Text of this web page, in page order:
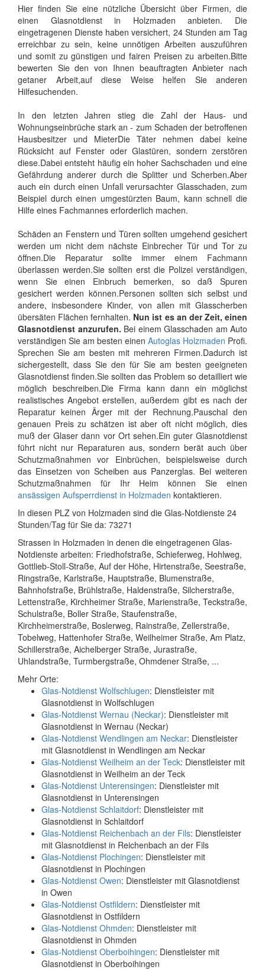
Hier finden Sie eine nützliche Übersicht über Firmen, die
einen Glasnotdienst in Holzmaden anbieten. Die
eingetragenen Dienste haben versichert, 24 Stunden am Tag
erreichbar zu sein, keine unnötigen Arbeiten auszuführen
und somit zu günstigen und fairen Preisen zu arbeiten.Bitte
bewerten Sie den von Ihnen beauftragten Anbieter nach
getaner Arbeit,auf diese Weise helfen Sie anderen
Hilfesuchenden.
In den letzten Jahren stieg die Zahl der Haus- und
Wohnungseinbrüche stark an - zum Schaden der betroffenen
Hausbesitzer und MieterDie Täter nehmen dabei keine
Rücksicht auf Fenster oder Glastüren, sondern zerstören
diese.Dabei entsteht häufig ein hoher Sachschaden und eine
Gefährdung anderer durch die Splitter und Scherben.Aber
auch ein durch einen Unfall verursachter Glasschaden, zum
Beispiel durch einen umgestürzten Baum, kann schnell die
Hilfe eines Fachmannes erforderlich machen.
Schäden an Fenstern und Türen sollten umgehend gesichert
werden um nicht dem nächste Einbrecher Tür und Tor zu
öffnen.Die Reparatur sollte immer einem Fachmann
überlassen werden.Sie sollten erst die Polizei verständigen,
wenn Sie einen Einbruch bemerken, so daß Spuren
gesichert werden können.Personen sollten sich selbst und
andere, insbesondere Kinder, von allen mit Glasscherben
übersäten Flächen fernhalten. Nun ist es an der Zeit, einen
Glasnotdienst anzurufen. Bei einem Glasschaden am Auto
verständigen Sie am besten einen Autoglas Holzmaden Profi.
Sprechen Sie am besten mit mehreren Firmen.Dadurch ist
sichergestellt, dass Sie den für Sie am besten geeigneten
Glasnotdienst finden.Sie sollten das Problem so detailliert wie
möglich beschreiben.Die Firma kann dann ein möglichst
realistisches Angebot erstellen, außerdem gibt es nach der
Reparatur keinen Ärger mit der Rechnung.Pauschal den
genauen Preis zu schätzen ist aber oft nicht möglich, dies
muß der Glaser dann vor Ort sehen.Ein guter Glasnotdienst
führt nicht nur Reparaturen aus, sondern berät auch über
Schutzmaßnahmen vor Einbrüchen, beispielsweise durch
das Einsetzen von Scheiben aus Panzerglas. Bei weiteren
Schutzmaßnahmen für Ihr Heim können Sie einen
ansässigen Aufsperrdienst in Holzmaden kontaktieren.
In diesen PLZ von Holzmaden sind die Glas-Notdienste 24
Stunden/Tag für Sie da: 73271
Strassen in Holzmaden in denen die eingetragenen Glas-
Notdienste arbeiten: Friedhofstraße, Schieferweg, Hohlweg,
Gottlieb-Stoll-Straße, Auf der Höhe, Hirtenstraße, Seestraße,
Ringstraße, Karlstraße, Hauptstraße, Blumenstraße,
Bahnhofstraße, Brühlstraße, Haldenstraße, Silcherstraße,
Lettenstraße, Kirchheimer Straße, Marienstraße, Teckstraße,
Schulstraße, Boller Straße, Staufenstraße,
Kirchheimerstraße, Boslerweg, Rainstraße, Zellerstraße,
Tobelweg, Hattenhofer Straße, Weilheimer Straße, Am Platz,
Schillerstraße, Aichelberger Straße, Jurastraße,
Uhlandstraße, Turmbergstraße, Ohmdener Straße, ...
Mehr Orte:
Glas-Notdienst Wolfschlugen: Dienstleister mit
Glasnotdienst in Wolfschlugen
Glas-Notdienst Wernau (Neckar): Dienstleister mit
Glasnotdienst in Wernau (Neckar)
Glas-Notdienst Wendlingen am Neckar: Dienstleister
mit Glasnotdienst in Wendlingen am Neckar
Glas-Notdienst Weilheim an der Teck: Dienstleister mit
Glasnotdienst in Weilheim an der Teck
Glas-Notdienst Unterensingen: Dienstleister mit
Glasnotdienst in Unterensingen
Glas-Notdienst Schlaitdorf: Dienstleister mit
Glasnotdienst in Schlaitdorf
Glas-Notdienst Reichenbach an der Fils: Dienstleister
mit Glasnotdienst in Reichenbach an der Fils
Glas-Notdienst Plochingen: Dienstleister mit
Glasnotdienst in Plochingen
Glas-Notdienst Owen: Dienstleister mit Glasnotdienst
in Owen
Glas-Notdienst Ostfildern: Dienstleister mit
Glasnotdienst in Ostfildern
Glas-Notdienst Ohmden: Dienstleister mit
Glasnotdienst in Ohmden
Glas-Notdienst Oberboihingen: Dienstleister mit
Glasnotdienst in Oberboihingen